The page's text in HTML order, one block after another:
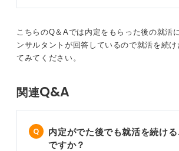
こちらのQ＆Aでは内定をもらった後の就活
ンサルタントが回答しているので就活を続
てみてください。
関連Q&A
内定がでた後でも就活を続け
ですか？